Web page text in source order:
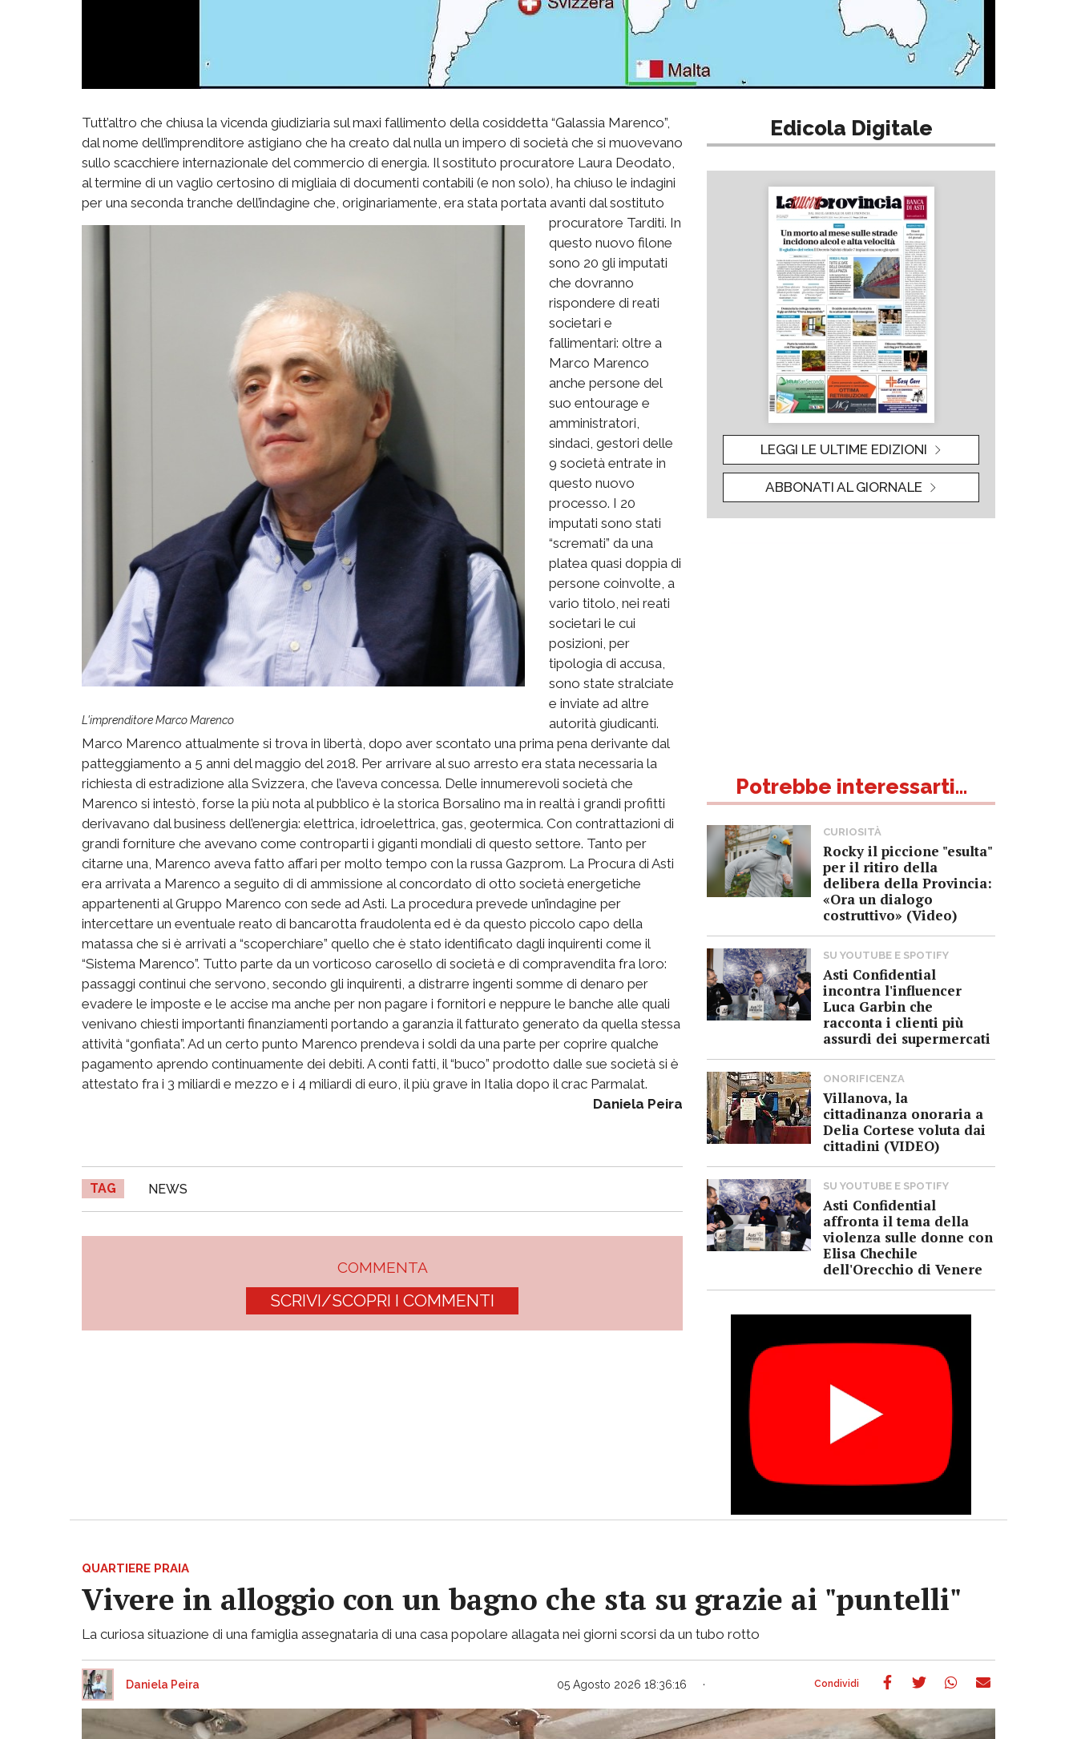
Tutt’altro che chiusa la vicenda giudiziaria sul maxi fallimento della cosiddetta “Galassia Marenco”,
dal nome dell’imprenditore astigiano che ha creato dal nulla un impero di società che si muovevano
sullo scacchiere internazionale del commercio di energia. Il sostituto procuratore Laura Deodato,
al termine di un vaglio certosino di migliaia di documenti contabili (e non solo), ha chiuso le indagini
per una seconda tranche dell’indagine che, originariamente, era stata portata avanti dal sostituto
procuratore Tarditi.
L'imprenditore Marco Marenco
In
questo nuovo filone
sono 20 gli imputati
che dovranno
rispondere di reati
societari e
fallimentari: oltre a
Marco Marenco
anche persone del
suo entourage e
amministratori,
sindaci, gestori delle
9 società entrate in
questo nuovo
processo. I 20
imputati sono stati
“scremati” da una
platea quasi doppia di
persone coinvolte, a
vario titolo, nei reati
societari le cui
posizioni, per
tipologia di accusa,
sono state stralciate
e inviate ad altre
autorità giudicanti.
Marco Marenco attualmente si trova in libertà, dopo aver scontato una prima pena derivante dal
patteggiamento a 5 anni del maggio del 2018. Per arrivare al suo arresto era stata necessaria la
richiesta di estradizione alla Svizzera, che l’aveva concessa. Delle innumerevoli società che
Marenco si intestò, forse la più nota al pubblico è la storica Borsalino ma in realtà i grandi profitti
derivavano dal business dell’energia: elettrica, idroelettrica, gas, geotermica. Con contrattazioni di
grandi forniture che avevano come controparti i giganti mondiali di questo settore. Tanto per
citarne una, Marenco aveva fatto affari per molto tempo con la russa Gazprom. La Procura di Asti
era arrivata a Marenco a seguito di di ammissione al concordato di otto società energetiche
appartenenti al Gruppo Marenco con sede ad Asti. La procedura prevede un’indagine per
intercettare un eventuale reato di bancarotta fraudolenta ed è da questo piccolo capo della
matassa che si è arrivati a “scoperchiare” quello che è stato identificato dagli inquirenti come il
“Sistema Marenco”. Tutto parte da un vorticoso carosello di società e di compravendita fra loro:
passaggi continui che servono, secondo gli inquirenti, a distrarre ingenti somme di denaro per
evadere le imposte e le accise ma anche per non pagare i fornitori e neppure le banche alle quali
venivano chiesti importanti finanziamenti portando a garanzia il fatturato generato da quella stessa
attività “gonfiata”. Ad un certo punto Marenco prendeva i soldi da una parte per coprire qualche
pagamento aprendo continuamente dei debiti. A conti fatti, il “buco” prodotto dalle sue società si è
attestato fra i 3 miliardi e mezzo e i 4 miliardi di euro, il più grave in Italia dopo il crac Parmalat.
Daniela Peira
TAG NEWS
COMMENTA
SCRIVI/SCOPRI I COMMENTI
Edicola Digitale
LEGGI LE ULTIME EDIZIONI
ABBONATI AL GIORNALE
Potrebbe interessarti...
CURIOSITÀ
Rocky il piccione "esulta"
per il ritiro della
delibera della Provincia:
«Ora un dialogo
costruttivo» (Video)
SU YOUTUBE E SPOTIFY
Asti Confidential
incontra l'influencer
Luca Garbin che
racconta i clienti più
assurdi dei supermercati
ONORIFICENZA
Villanova, la
cittadinanza onoraria a
Delia Cortese voluta dai
cittadini (VIDEO)
SU YOUTUBE E SPOTIFY
Asti Confidential
affronta il tema della
violenza sulle donne con
Elisa Chechile
dell'Orecchio di Venere
QUARTIERE PRAIA
Vivere in alloggio con un bagno che sta su grazie ai "puntelli"
La curiosa situazione di una famiglia assegnataria di una casa popolare allagata nei giorni scorsi da un tubo rotto
Daniela Peira 05 Agosto 2026 18:36:16